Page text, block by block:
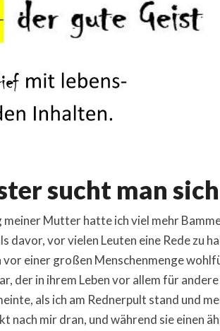
sucht man
Mutter hatte ich viel mehr
davor, vor vielen Leuten eine Rede zu
vor einer großen Menschenmenge
der in ihrem Leben vor allem für
als ich am Rednerpult stand und
nach mir dran, und während sie einen